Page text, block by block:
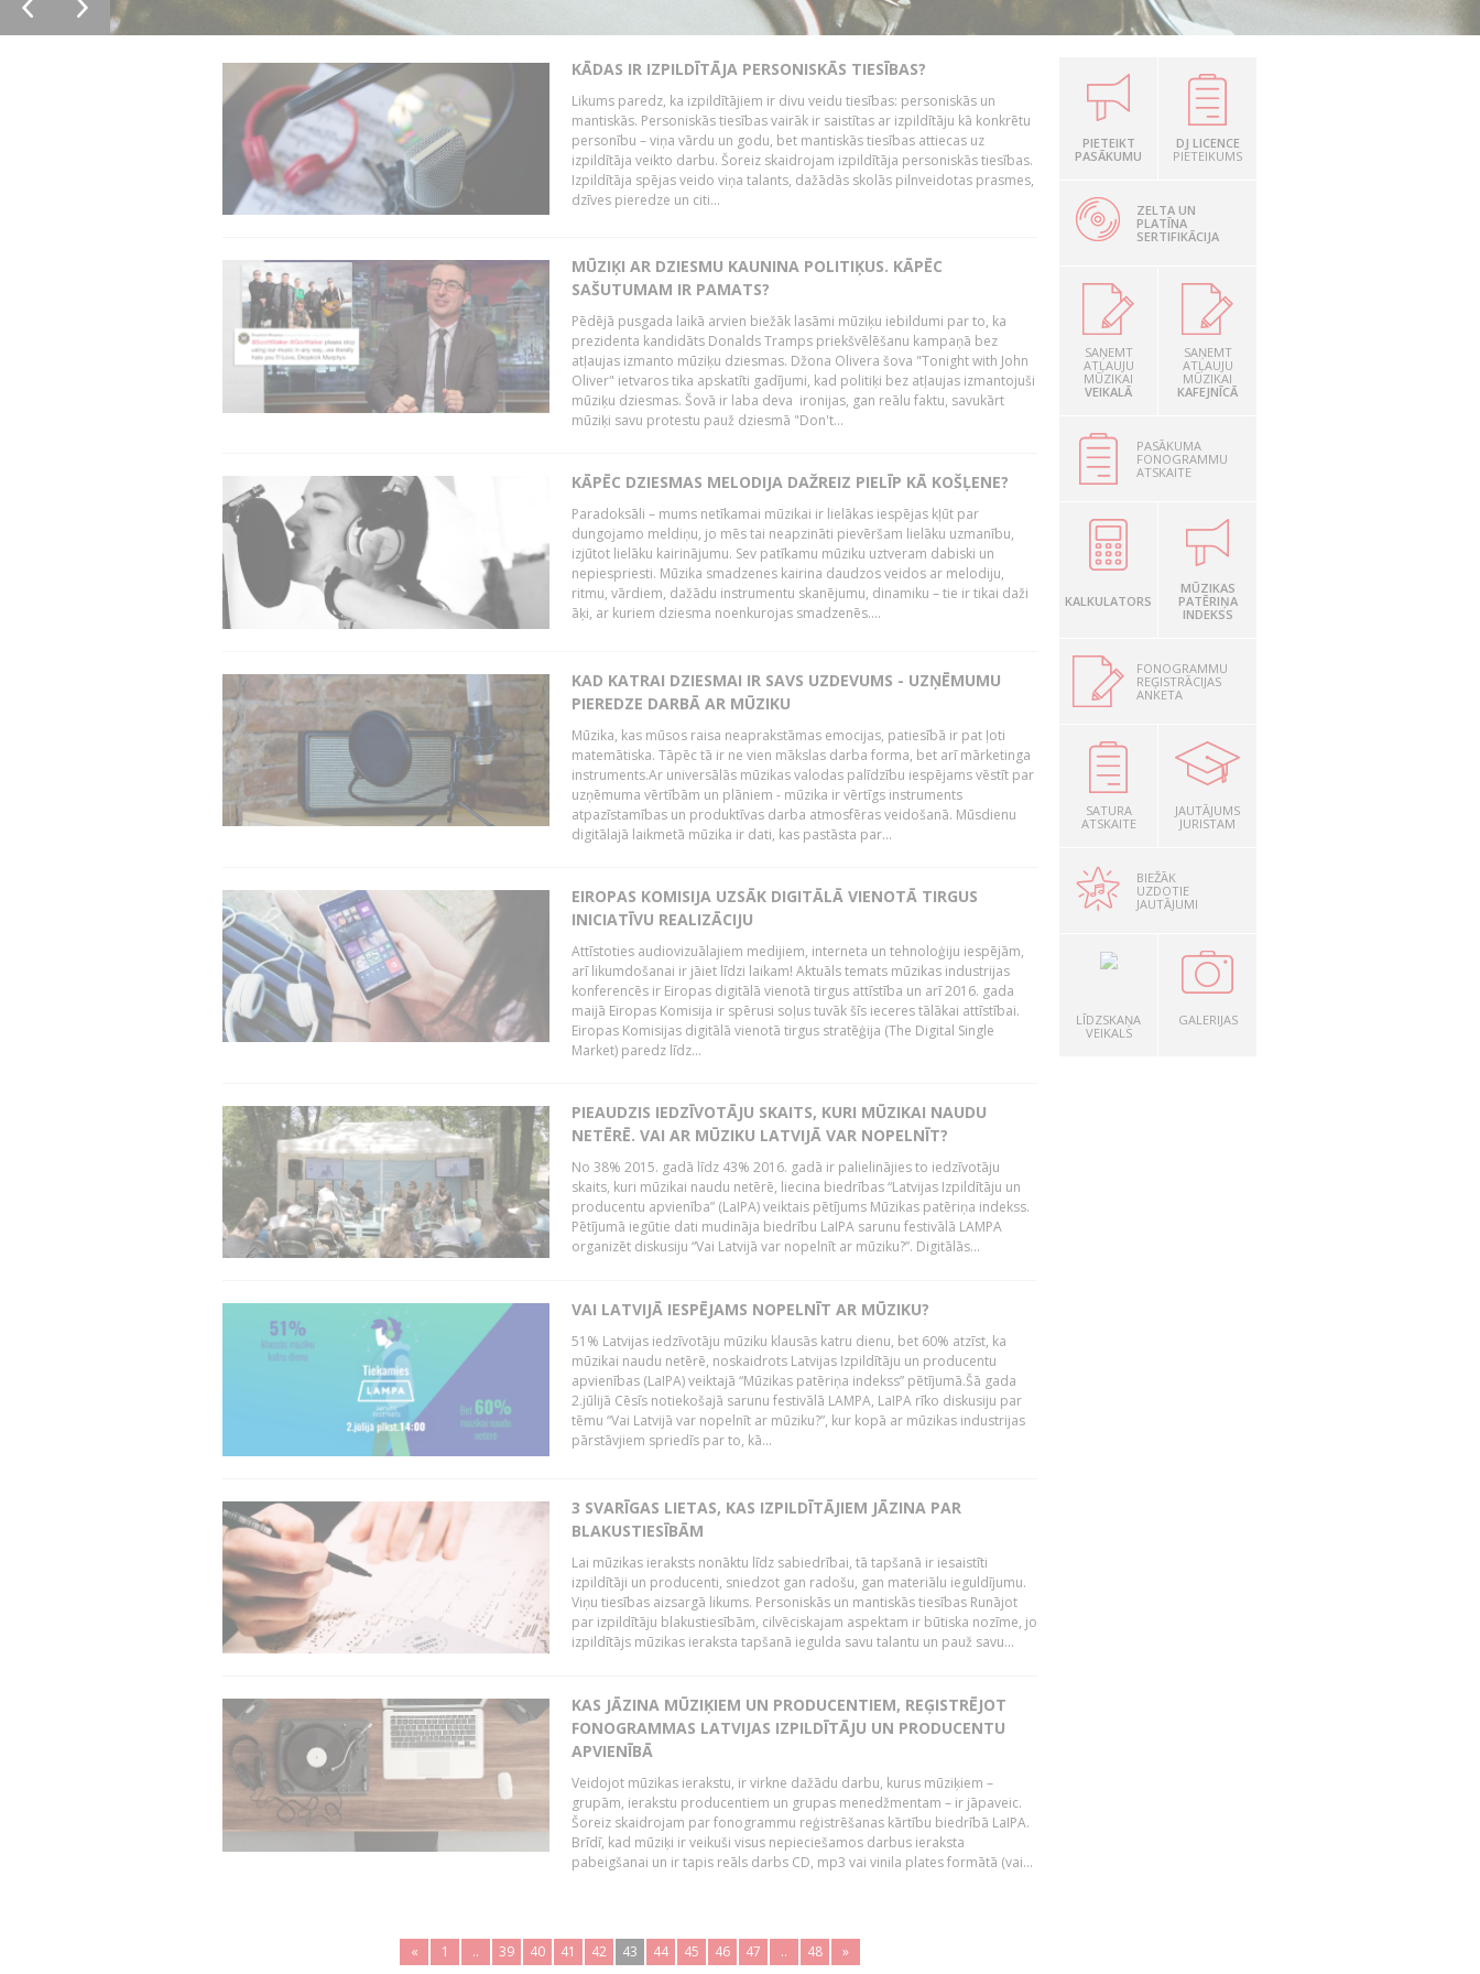
KĀDAS IR IZPILDĪTĀJA PERSONISKĀS TIESĪBAS?
Likums paredz, ka izpildītājiem ir divu veidu tiesības: personiskās un
mantiskās. Personiskās tiesības vairāk ir saistītas ar izpildītāju kā konkrētu
personību – viņa vārdu un godu, bet mantiskās tiesības attiecas uz
izpildītāja veikto darbu. Šoreiz skaidrojam izpildītāja personiskās tiesības.
Izpildītāja spējas veido viņa talants, dažādās skolās pilnveidotas prasmes,
dzīves pieredze un citi...
MŪZIĶI AR DZIESMU KAUNINA POLITIĶUS. KĀPĒC
SAŠUTUMAM IR PAMATS?
Pēdējā pusgada laikā arvien biežāk lasāmi mūziķu iebildumi par to, ka
prezidenta kandidāts Donalds Tramps priekšvēlēšanu kampaņā bez
atļaujas izmanto mūziķu dziesmas. Džona Olivera šova "Tonight with John
Oliver" ietvaros tika apskatīti gadījumi, kad politiķi bez atļaujas izmantojuši
mūziķu dziesmas. Šovā ir laba deva ironijas, gan reālu faktu, savukārt
mūziķi savu protestu pauž dziesmā "Don't...
KĀPĒC DZIESMAS MELODIJA DAŽREIZ PIELĪP KĀ KOŠĻENE?
Paradoksāli – mums netīkamai mūzikai ir lielākas iespējas kļūt par
dungojamo meldiņu, jo mēs tai neapzināti pievēršam lielāku uzmanību,
izjūtot lielāku kairinājumu. Sev patīkamu mūziku uztveram dabiski un
nepiespriesti. Mūzika smadzenes kairina daudzos veidos ar melodiju,
ritmu, vārdiem, dažādu instrumentu skanējumu, dinamiku – tie ir tikai daži
āķi, ar kuriem dziesma noenkurojas smadzenēs....
KAD KATRAI DZIESMAI IR SAVS UZDEVUMS - UZŅĒMUMU
PIEREDZE DARBĀ AR MŪZIKU
Mūzika, kas mūsos raisa neaprakstāmas emocijas, patiesībā ir pat ļoti
matemātiska. Tāpēc tā ir ne vien mākslas darba forma, bet arī mārketinga
instruments.Ar universālās mūzikas valodas palīdzību iespējams vēstīt par
uzņēmuma vērtībām un plāniem - mūzika ir vērtīgs instruments
atpazīstamības un produktīvas darba atmosfēras veidošanā. Mūsdienu
digitālajā laikmetā mūzika ir dati, kas pastāsta par...
EIROPAS KOMISIJA UZSĀK DIGITĀLĀ VIENOTĀ TIRGUS
INICIATĪVU REALIZĀCIJU
Attīstoties audiovizuālajiem medijiem, interneta un tehnoloģiju iespējām,
arī likumdošanai ir jāiet līdzi laikam! Aktuāls temats mūzikas industrijas
konferencēs ir Eiropas digitālā vienotā tirgus attīstība un arī 2016. gada
maijā Eiropas Komisija ir spērusi soļus tuvāk šīs ieceres tālākai attīstībai.
Eiropas Komisijas digitālā vienotā tirgus stratēģija (The Digital Single
Market) paredz līdz...
PIEAUDZIS IEDZĪVOTĀJU SKAITS, KURI MŪZIKAI NAUDU
NETĒRĒ. VAI AR MŪZIKU LATVIJĀ VAR NOPELNĪT?
No 38% 2015. gadā līdz 43% 2016. gadā ir palielinājies to iedzīvotāju
skaits, kuri mūzikai naudu netērē, liecina biedrības “Latvijas Izpildītāju un
producentu apvienība” (LaIPA) veiktais pētījums Mūzikas patēriņa indekss.
Pētījumā iegūtie dati mudināja biedrību LaIPA sarunu festivālā LAMPA
organizēt diskusiju “Vai Latvijā var nopelnīt ar mūziku?”. Digitālās...
VAI LATVIJĀ IESPĒJAMS NOPELNĪT AR MŪZIKU?
51% Latvijas iedzīvotāju mūziku klausās katru dienu, bet 60% atzīst, ka
mūzikai naudu netērē, noskaidrots Latvijas Izpildītāju un producentu
apvienības (LaIPA) veiktajā “Mūzikas patēriņa indekss” pētījumā.Šā gada
2.jūlijā Cēsīs notiekošajā sarunu festivālā LAMPA, LaIPA rīko diskusiju par
tēmu “Vai Latvijā var nopelnīt ar mūziku?”, kur kopā ar mūzikas industrijas
pārstāvjiem spriedīs par to, kā...
3 SVARĪGAS LIETAS, KAS IZPILDĪTĀJIEM JĀZINA PAR
BLAKUSTIESĪBĀM
Lai mūzikas ieraksts nonāktu līdz sabiedrībai, tā tapšanā ir iesaistīti
izpildītāji un producenti, sniedzot gan radošu, gan materiālu ieguldījumu.
Viņu tiesības aizsargā likums. Personiskās un mantiskās tiesības Runājot
par izpildītāju blakustiesībām, cilvēciskajam aspektam ir būtiska nozīme, jo
izpildītājs mūzikas ieraksta tapšanā iegulda savu talantu un pauž savu...
KAS JĀZINA MŪZIĶIEM UN PRODUCENTIEM, REĢISTRĒJOT
FONOGRAMMAS LATVIJAS IZPILDĪTĀJU UN PRODUCENTU
APVIENĪBĀ
Veidojot mūzikas ierakstu, ir virkne dažādu darbu, kurus mūziķiem –
grupām, ierakstu producentiem un grupas menedžmentam – ir jāpaveic.
Šoreiz skaidrojam par fonogrammu reģistrēšanas kārtību biedrībā LaIPA.
Brīdī, kad mūziķi ir veikuši visus nepieciešamos darbus ieraksta
pabeigšanai un ir tapis reāls darbs CD, mp3 vai vinila plates formātā (vai...
« 1 .. 39 40 41 42 43 44 45 46 47 .. 48 »
PIETEIKT
PASĀKUMU
DJ LICENCE
PIETEIKUMS
ZELTA UN
PLATĪNA
SERTIFIKĀCIJA
SAŅEMT
ATĻAUJU
MŪZIKAI
VEIKALĀ
SAŅEMT
ATĻAUJU
MŪZIKAI
KAFEJNĪCĀ
PASĀKUMA
FONOGRAMMU
ATSKAITE
KALKULATORS
MŪZIKAS
PATĒRIŅA
INDEKSS
FONOGRAMMU
REĢISTRĀCIJAS
ANKETA
SATURA
ATSKAITE
JAUTĀJUMS
JURISTAM
BIEŽĀK
UZDOTIE
JAUTĀJUMI
LĪDZSKAŅA
VEIKALS
GALERIJAS